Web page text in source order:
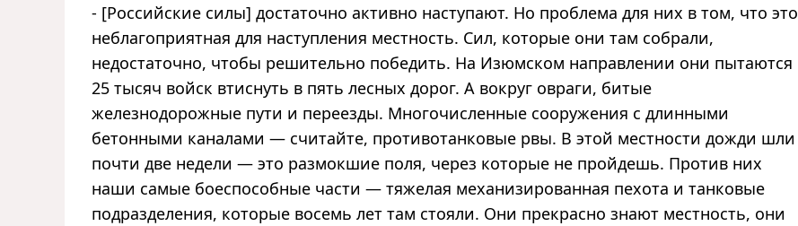
- [Российские силы] достаточно активно наступают. Но проблема для них в том, что это
неблагоприятная для наступления местность. Сил, которые они там собрали,
недостаточно, чтобы решительно победить. На Изюмском направлении они пытаются
25 тысяч войск втиснуть в пять лесных дорог. А вокруг овраги, битые
железнодорожные пути и переезды. Многочисленные сооружения с длинными
бетонными каналами — считайте, противотанковые рвы. В этой местности дожди шли
почти две недели — это размокшие поля, через которые не пройдешь. Против них
наши самые боеспособные части — тяжелая механизированная пехота и танковые
подразделения, которые восемь лет там стояли. Они прекрасно знают местность, они